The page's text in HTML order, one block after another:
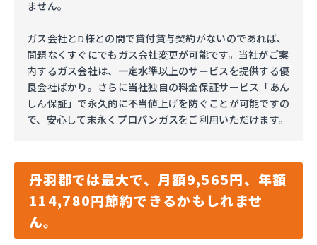
ません。
ガス会社とD様との間で貸付貸与契約がないのであれば、
問題なくすぐにでもガス会社変更が可能です。当社がご案
内するガス会社は、一定水準以上のサービスを提供する優
良会社ばかり。さらに当社独自の料金保証サービス「あん
しん保証」で永久的に不当値上げを防ぐことが可能ですの
で、安心して末永くプロパンガスをご利用いただけます。
丹羽郡では最大で、月額9,565円、年額
114,780円節約できるかもしれませ
ん。